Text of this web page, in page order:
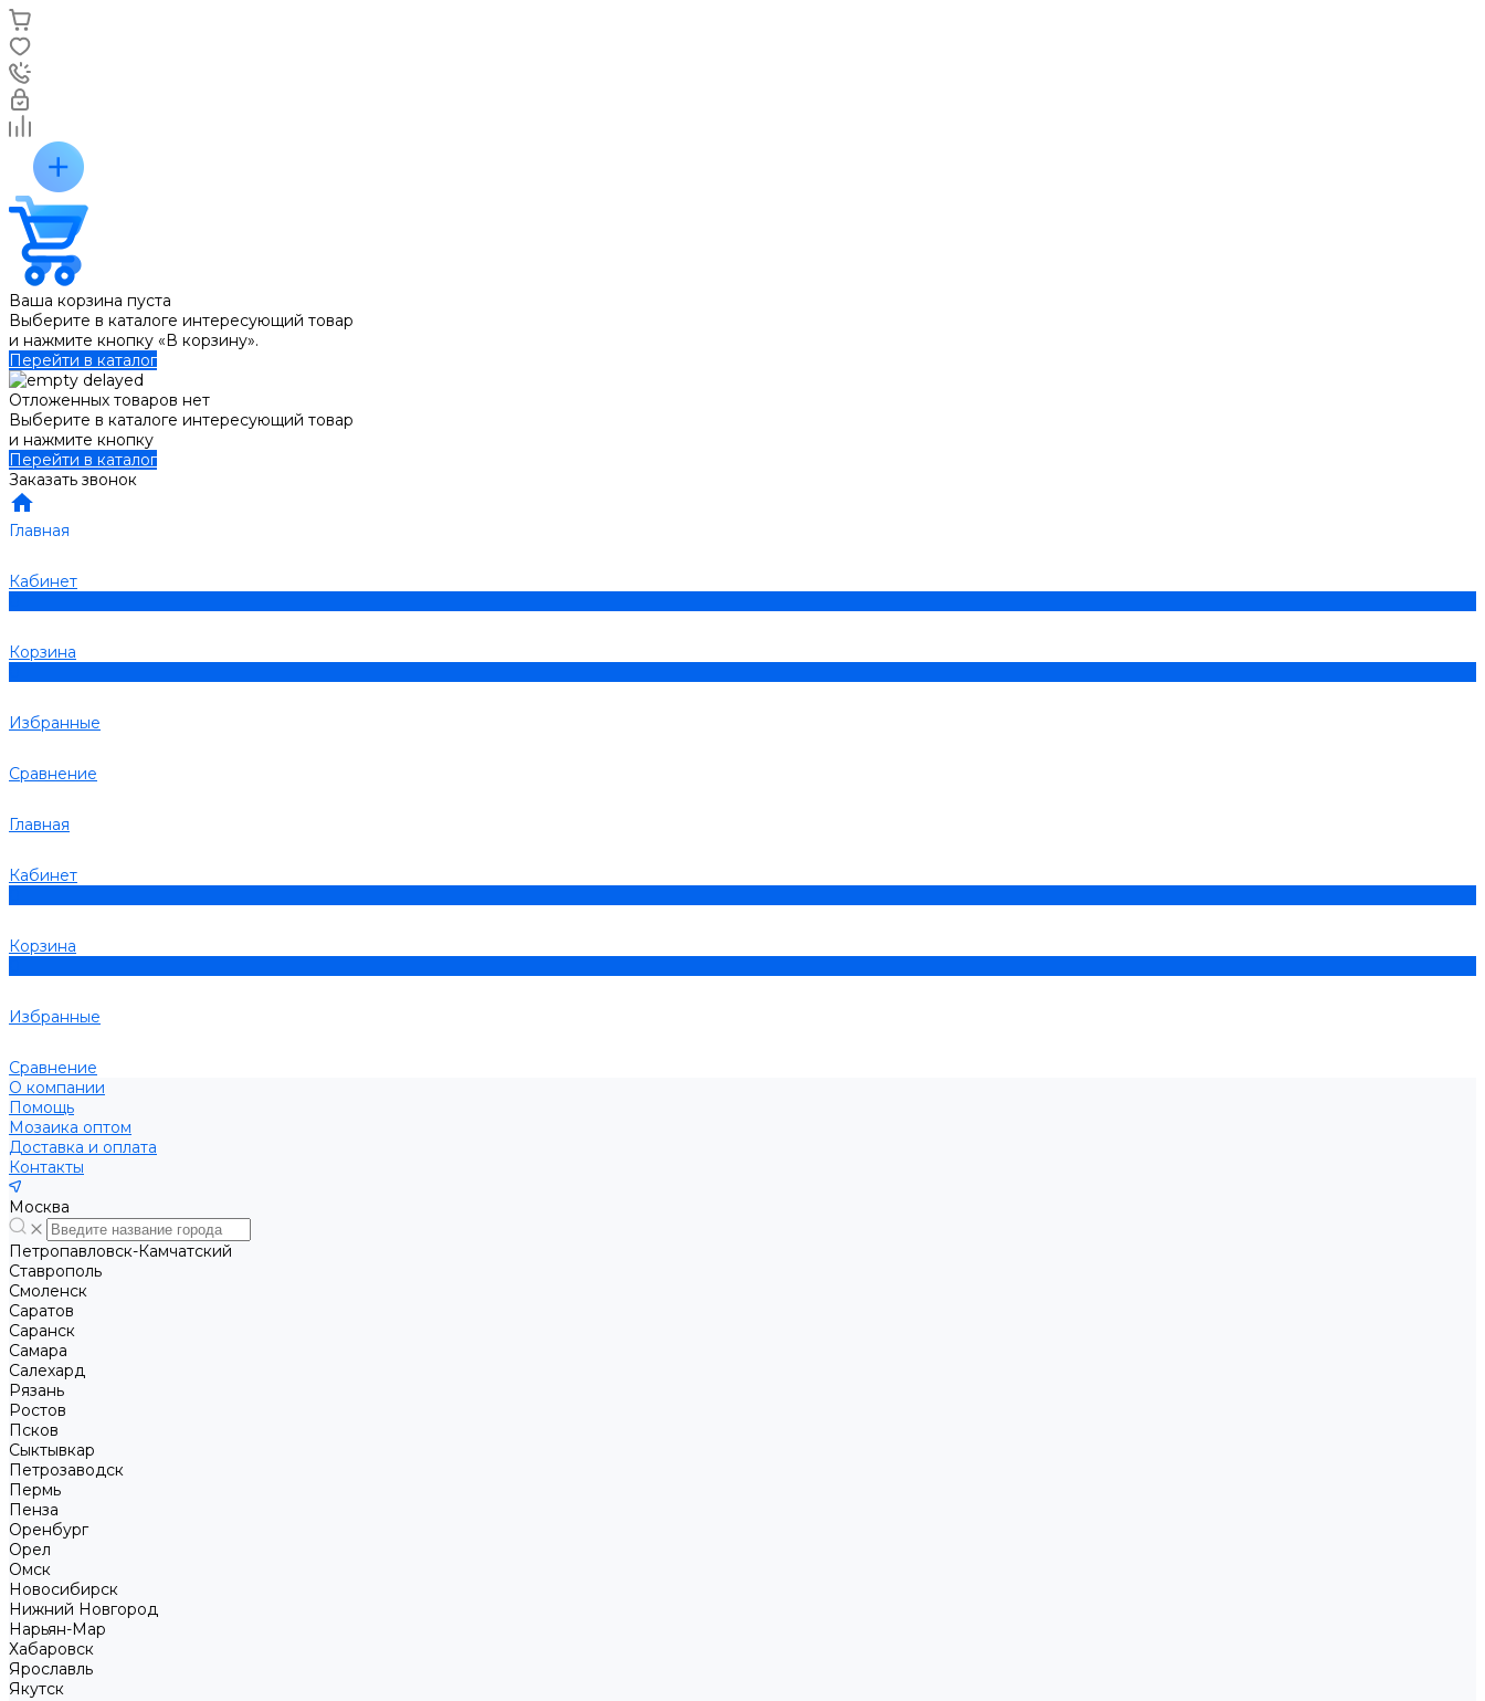
Ваша корзина пуста
Выберите в каталоге интересующий товар
и нажмите кнопку «В корзину».
Перейти в каталог
Отложенных товаров нет
Выберите в каталоге интересующий товар
и нажмите кнопку
Перейти в каталог
Заказать звонок
Главная
Кабинет
Корзина
Избранные
Сравнение
Главная
Кабинет
Корзина
Избранные
Сравнение
О компании
Помощь
Мозаика оптом
Доставка и оплата
Контакты
Москва
Петропавловск-Камчатский
Ставрополь
Смоленск
Саратов
Саранск
Самара
Салехард
Рязань
Ростов
Псков
Сыктывкар
Петрозаводск
Пермь
Пенза
Оренбург
Орел
Омск
Новосибирск
Нижний Новгород
Нарьян-Мар
Хабаровск
Ярославль
Якутск